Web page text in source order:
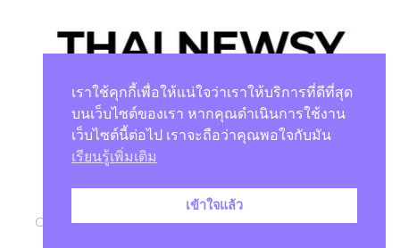
นโยบายความเป็นส่วนตัว
Copyright © 2026 |Studio Magenta Co., Ltd.
เราใช้คุกกี้เพื่อให้แน่ใจว่าเราให้บริการที่ดีที่สุด
บนเว็บไซต์ของเรา หากคุณดำเนินการใช้งาน
เว็บไซต์นี้ต่อไป เราจะถือว่าคุณพอใจกับมัน
เรียนรู้เพิ่มเติม
เข้าใจแล้ว